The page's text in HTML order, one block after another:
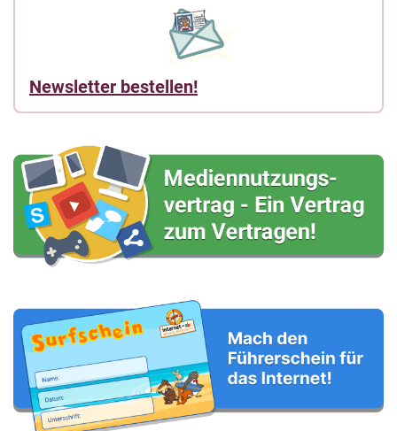
Newsletter bestellen!